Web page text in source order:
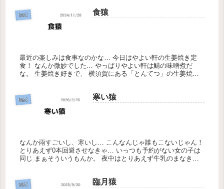
雑記 食猿
最近の楽しみは食事なのかな… 今日はやよい軒の生姜焼き定
食！ なんか微妙でした… やっぱりやよい軒は鯖の味噌煮だ
な。 生姜焼き好きで、 横須賀にある「とんてつ」の生姜焼き
雑記 寒い猿
なんか雨すごいし、寒いし… こんなんじゃ誰もこないじゃん！
とりあえず0本回避させなきゃ… いっつも予約がない女の子は
同じ まぁそういうもんか。 夜中はとりあえず牛乳のまなきゃ
雑記 臨月猿